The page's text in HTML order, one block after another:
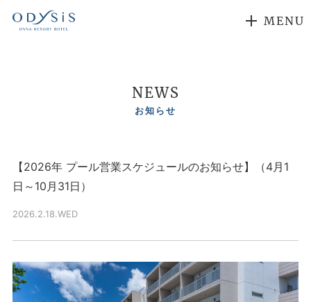
MENU
NEWS
お知らせ
【2026年 プール営業スケジュールのお知らせ】（4月1
日～10月31日）
2026.2.18.WED